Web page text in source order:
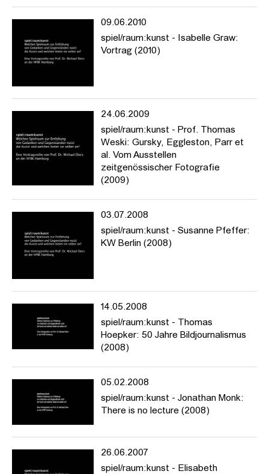
09.06.2010
spiel/raum:kunst - Isabelle Graw:
Vortrag (2010)
24.06.2009
spiel/raum:kunst - Prof. Thomas
Weski: Gursky, Eggleston, Parr et
al. Vom Ausstellen
zeitgenössischer Fotografie
(2009)
03.07.2008
spiel/raum:kunst - Susanne Pfeffer:
KW Berlin (2008)
14.05.2008
spiel/raum:kunst - Thomas
Hoepker: 50 Jahre Bildjournalismus
(2008)
05.02.2008
spiel/raum:kunst - Jonathan Monk:
There is no lecture (2008)
26.06.2007
spiel/raum:kunst - Elisabeth